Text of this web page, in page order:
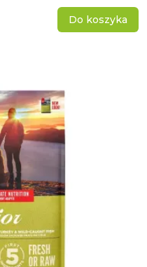
Do koszyka